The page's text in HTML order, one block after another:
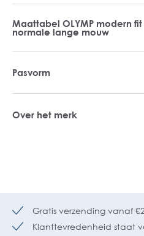
Maattabel OLYMP modern
normale lange mouw
Pasvorm
Over het merk
Gratis verzending vanaf
Klanttevredenheid staat